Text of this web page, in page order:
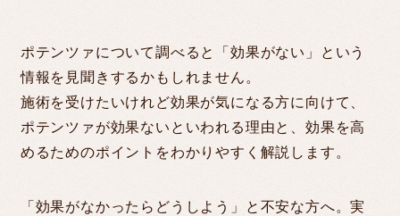
MONITOR
COLUMN
CLINIC/ACCESS
ポテンツァについて調べると「効果がない」という
情報を見聞きするかもしれません。
施術を受けたいけれど効果が気になる方に向けて、
ポテンツァが効果ないといわれる理由と、効果を高
めるためのポイントをわかりやすく解説します。
「効果がなかったらどうしよう」と不安な方へ。実